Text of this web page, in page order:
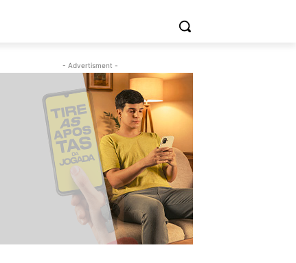
- Advertisment -